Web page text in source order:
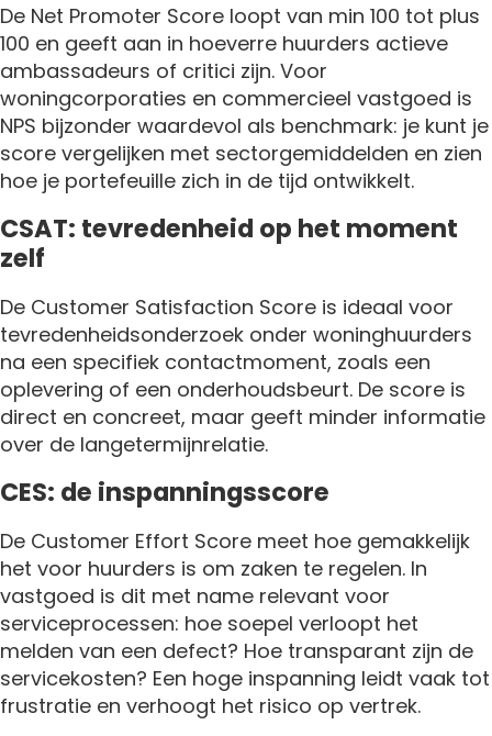
De Net Promoter Score loopt van min 100 tot plus
100 en geeft aan in hoeverre huurders actieve
ambassadeurs of critici zijn. Voor
woningcorporaties en commercieel vastgoed is
NPS bijzonder waardevol als benchmark: je kunt je
score vergelijken met sectorgemiddelden en zien
hoe je portefeuille zich in de tijd ontwikkelt.
CSAT: tevredenheid op het moment
zelf
De Customer Satisfaction Score is ideaal voor
tevredenheidsonderzoek onder woninghuurders
na een specifiek contactmoment, zoals een
oplevering of een onderhoudsbeurt. De score is
direct en concreet, maar geeft minder informatie
over de langetermijnrelatie.
CES: de inspanningsscore
De Customer Effort Score meet hoe gemakkelijk
het voor huurders is om zaken te regelen. In
vastgoed is dit met name relevant voor
serviceprocessen: hoe soepel verloopt het
melden van een defect? Hoe transparant zijn de
servicekosten? Een hoge inspanning leidt vaak tot
frustratie en verhoogt het risico op vertrek.